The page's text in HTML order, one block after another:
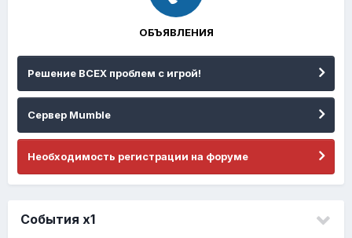
ОБЪЯВЛЕНИЯ
Решение ВСЕХ проблем с игрой!
Сервер Mumble
Необходимость регистрации на форуме
События х1